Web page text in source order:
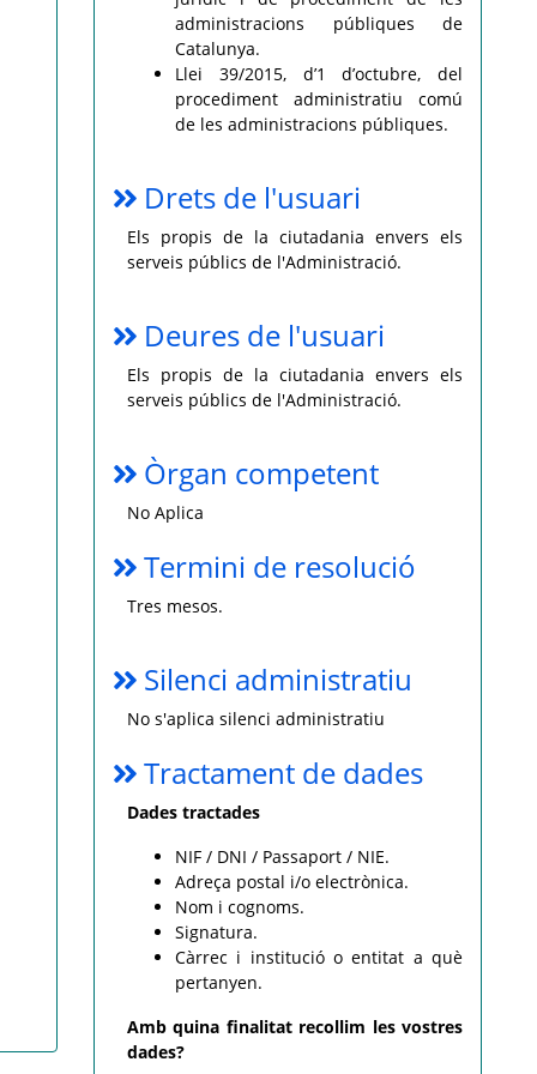
administracions públiques de
Catalunya.
Llei 39/2015, d’1 d’octubre, del
procediment administratiu comú
de les administracions públiques.
Drets de l'usuari
Els propis de la ciutadania envers els
serveis públics de l'Administració.
Deures de l'usuari
Els propis de la ciutadania envers els
serveis públics de l'Administració.
Òrgan competent
No Aplica
Termini de resolució
Tres mesos.
Silenci administratiu
No s'aplica silenci administratiu
Tractament de dades
Dades tractades
NIF / DNI / Passaport / NIE.
Adreça postal i/o electrònica.
Nom i cognoms.
Signatura.
Càrrec i institució o entitat a què
pertanyen.
Amb quina finalitat recollim les vostres
dades?